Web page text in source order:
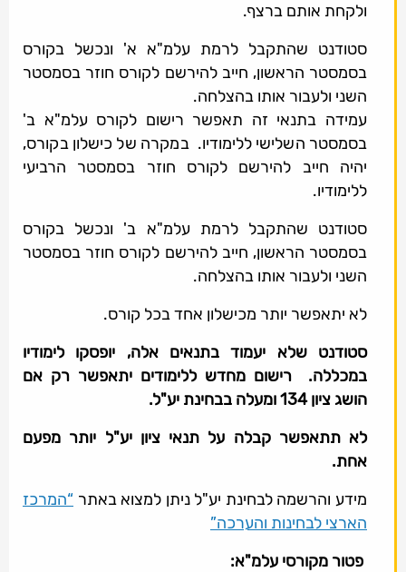
ולקחת אותם ברצף.
סטודנט שהתקבל לרמת עלמ"א א' ונכשל בקורס
בסמסטר הראשון, חייב להירשם לקורס חוזר בסמסטר
השני ולעבור אותו בהצלחה.
עמידה בתנאי זה תאפשר רישום לקורס עלמ"א ב'
בסמסטר השלישי ללימודיו. במקרה של כישלון בקורס,
יהיה חייב להירשם לקורס חוזר בסמסטר הרביעי
ללימודיו.
סטודנט שהתקבל לרמת עלמ"א ב' ונכשל בקורס
בסמסטר הראשון, חייב להירשם לקורס חוזר בסמסטר
השני ולעבור אותו בהצלחה.
לא יתאפשר יותר מכישלון אחד בכל קורס.
סטודנט שלא יעמוד בתנאים אלה, יופסקו לימודיו
במכללה. רישום מחדש ללימודים יתאפשר רק אם
הושג ציון 134 ומעלה בבחינת יע"ל.
לא תתאפשר קבלה על תנאי ציון יע"ל יותר מפעם
אחת.
מידע והרשמה לבחינת יע"ל ניתן למצוא באתר “המרכז
הארצי לבחינות והערכה”
פטור מקורסי עלמ"א: